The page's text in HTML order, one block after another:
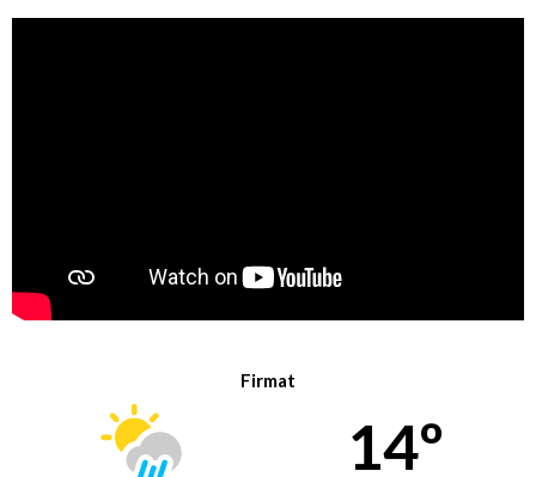
Firmat
14º